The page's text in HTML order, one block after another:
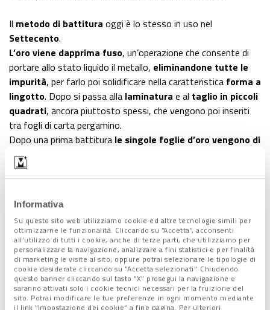
Informativa
Su questo sito web utilizziamo cookie ed altre tecnologie simili per
ottimizzarne le funzionalità. Cliccando su “Accetta”, acconsenti
all’utilizzo di tutti i cookie, anche di terze parti, che utilizziamo per
personalizzare la navigazione, analizzare a fini statistici e per finalità
di marketing le visite al sito; oppure potrai selezionare le tipologie di
cookie desiderate cliccando su "Accetta selezionati". Chiudendo
questo banner cliccando sul tasto “X” prosegui la navigazione e
saranno attivati solo i cookie tecnici necessari per la fruizione del
sito. Potrai modificare le tue preferenze in ogni momento mediante
il link “Impostazione dei cookie” a fine pagina. Per ulteriori
Il metodo di battitura oggi è lo stesso in uso nel
Settecento.
L’oro viene dapprima fuso, un’operazione che consente di
portare allo stato liquido il metallo, eliminandone tutte le
impurità, per farlo poi solidificare nella caratteristica forma a
lingotto. Dopo si passa alla laminatura e al taglio in piccoli
quadrati, ancora piuttosto spessi, che vengono poi inseriti
tra fogli di carta pergamino.
Dopo una prima battitura le singole foglie d’oro vengono di
nuovo tagliate in quattro e battute con martelli
pesano tra i tre e gli otto chili e infine passate alle cosiddette
taglioro,le cinque dipendenti (tutte donne) chele
confezionano nei libretti pronti per la vendita
“La cosa più difficile da imparare è tenere il martello nel modo
giusto – spiega Marino Menegazzo – Il polso e il braccio
devono essere in linea e la mano deve scivolare sul manico, in
modo da sfruttare il peso e il rimbalzo sul pacchetto. Anche le
tagliaoro devono imparare a maneggiare lafoglia,anzi a
soffiarla”. La foglia è infatti talmente sottile che non si può
quasi toccarla; il soffio serve per distenderla, tagliarla e